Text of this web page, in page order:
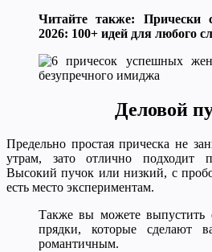
Читайте также: Прически
2026: 100+ идей для любого
Деловой
Предельно простая прическа не
утрам, зато отлично подходит
Высокий пучок или низкий, с
есть место экспериментам.
Также вы можете выпустить
прядки, которые сделают
романтичным.